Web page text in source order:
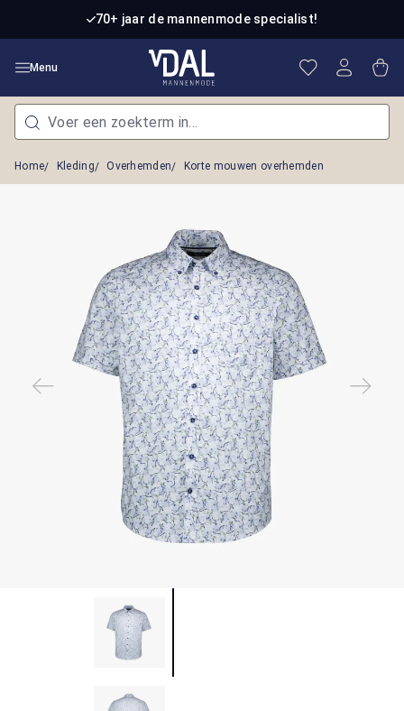
Ga naar de hoofdinhoud70+ jaar de mannenmode specialist!
Menu Je hebt 0
Home Kleding Overhemden Korte mouwen overhemden